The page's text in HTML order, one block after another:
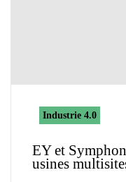
Industrie 4.0
EY et
usines